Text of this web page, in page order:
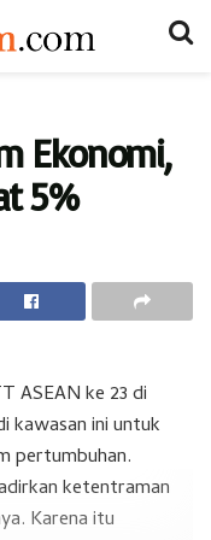
Ekonomi,
5%
ASEAN ke 23 di
kawasan ini untuk
pertumbuhan.
ketentraman
Karena itu